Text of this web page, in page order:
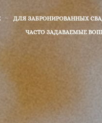
ДЛЯ ЗАБРОНИРОВАННЫХ
ЧАСТО ЗАДАВАЕМЫЕ